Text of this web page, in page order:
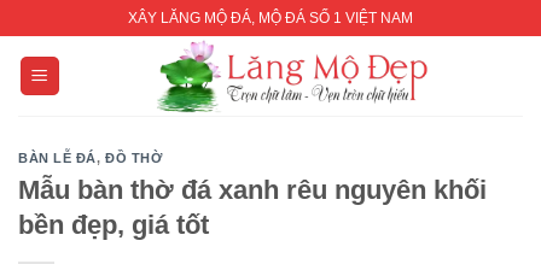
content
XÂY LĂNG MỘ ĐÁ, MỘ ĐÁ SỐ 1 VIỆT NAM
BÀN LỄ ĐÁ,ĐỒ THỜ
Mẫu bàn thờ đá xanh rêu nguyên khối
bền đẹp, giá tốt